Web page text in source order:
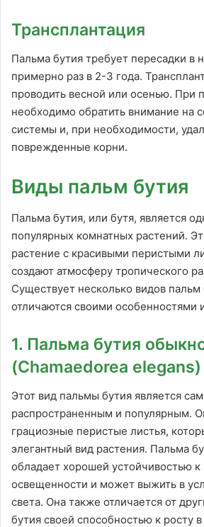
Трансплантация
Пальма бутия требует пересадки в
примерно раз в 2-3 года.
проводить весной или осенью. При
необходимо обратить внимание на
системы и, при необходимости,
поврежденные корни.
Виды пальм бутия
Пальма бутия, или бутя, является
популярных комнатных растений.
растение с красивыми перистыми
создают атмосферу тропического
Существует несколько видов пальм
отличаются своими
1. Пальма бутия
(Chamaedorea elegans)
Этот вид пальмы бутия является
распространенным и популярным.
грациозные перистые листья,
элегантный вид растения. Пальма
обладает хорошей устойчивостью к
освещенности и может выжить в
света. Она также отличается от
бутия своей способностью к росту